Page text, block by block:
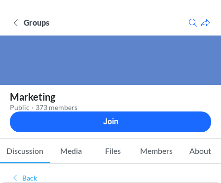
Groups
Marketing
Public · 373 members
Join
Discussion Media Files Members About
Back